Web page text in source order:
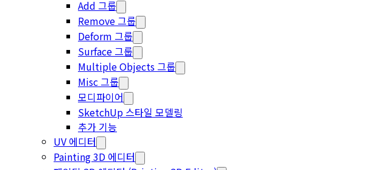
Add 그룹
Remove 그룹
Deform 그룹
Surface 그룹
Multiple Objects 그룹
Misc 그룹
모디파이어
SketchUp 스타일 모델링
추가 기능
UV 에디터
Painting 3D 에디터